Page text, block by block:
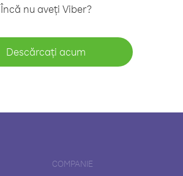
Încă nu aveți Viber?
Descărcați acum
COMPANIE